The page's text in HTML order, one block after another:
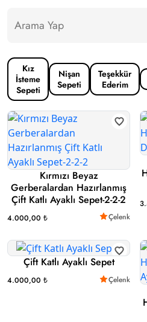
Kız
İsteme
Sepeti
Nişan
Sepeti
Teşekkür
Ederim
Kırmızı Beyaz
Gerberalardan Hazırlanmış
Çift Katlı Ayaklı Sepet-2-2-2
4.000,00 ₺ Çelenk
Çift Katlı Ayaklı Sepet
4.000,00 ₺ Çelenk